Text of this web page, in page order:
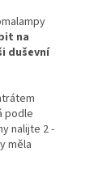
na
duševní
podle
nalijte 2 -
měla